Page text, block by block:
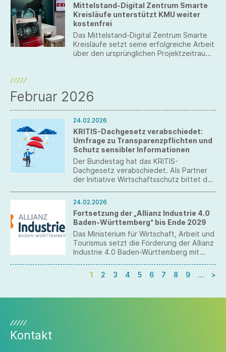
Mittelstand-Digital Zentrum Smarte
Kreisläufe unterstützt KMU weiter
kostenfrei
Das Mittelstand-Digital Zentrum Smarte
Kreisläufe setzt seine erfolgreiche Arbeit
über den ursprünglichen Projektzeitraum
verlängert.
Februar 2026
24.02.2026
KRITIS-Dachgesetz verabschiedet:
Umfrage zu Transparenzpflichten und
Schutz sensibler Informationen
Der Bundestag hat das KRITIS-
Dachgesetz verabschiedet. Als Partner
der Initiative Wirtschaftsschutz bittet der
Veröffentlichungspflichten, die aus
unternehmerischer Sicht
sicherheitsrelevant sein könnten. Die
Teilnahme an der Umfrage ist bis 1. März
2026 möglich.
24.02.2026
Fortsetzung der „Allianz Industrie 4.0
Baden-Württemberg“ bis Ende 2029
Das Ministerium für Wirtschaft, Arbeit und
Tourismus setzt die Förderung der Allianz
Industrie 4.0 Baden-Württemberg mit
Förderphase läuft bis Ende 2029. Damit
wird die erfolgreiche Arbeit der Allianz
Plattform Orientierung und konkrete Hilfe
1 2 3 4 5 6 7 8 9 … >
Kontakt